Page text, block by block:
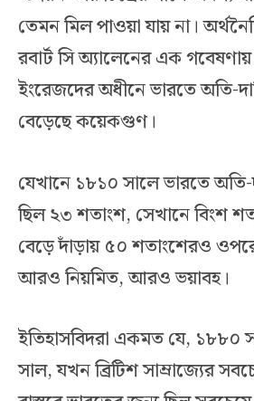
তেমন মিল পাওয়া যায় না।
রবার্ট সি অ্যালেনের এক
ইংরেজদের অধীনে ভারতে অতি-
বেড়েছে কয়েকগুণ।
যেখানে ১৮১০ সালে ভারতে অতি-
ছিল ২৩ শতাংশ, সেখানে বিংশ
বেড়ে দাঁড়ায় ৫০ শতাংশেরও
আরও নিয়মিত, আরও ভয়াবহ।
ইতিহাসবিদরা একমত যে, ১৮৮০
সাল, যখন ব্রিটিশ সাম্রাজ্যের